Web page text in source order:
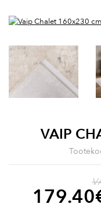
VAIP
179.40